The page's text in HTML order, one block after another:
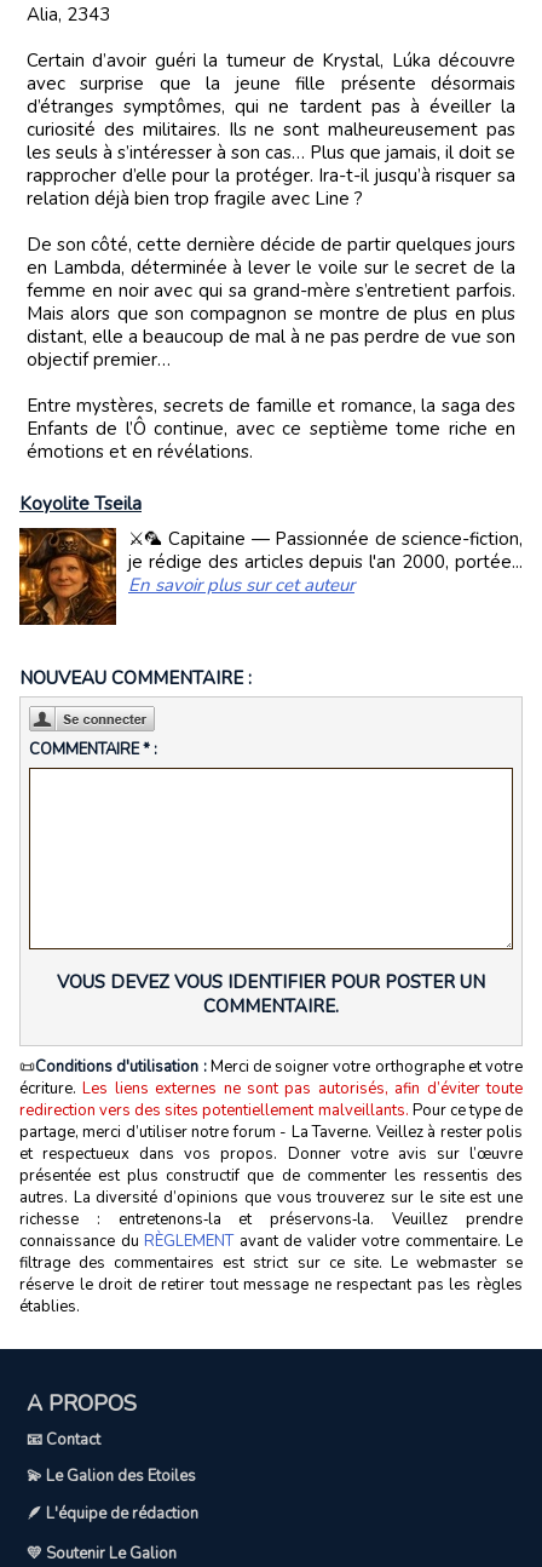
Alia, 2343
Certain d’avoir guéri la tumeur de Krystal, Lúka découvre
avec surprise que la jeune fille présente désormais
d’étranges symptômes, qui ne tardent pas à éveiller la
curiosité des militaires. Ils ne sont malheureusement pas
les seuls à s’intéresser à son cas… Plus que jamais, il doit se
rapprocher d’elle pour la protéger. Ira-t-il jusqu’à risquer sa
relation déjà bien trop fragile avec Line ?
De son côté, cette dernière décide de partir quelques jours
en Lambda, déterminée à lever le voile sur le secret de la
femme en noir avec qui sa grand-mère s’entretient parfois.
Mais alors que son compagnon se montre de plus en plus
distant, elle a beaucoup de mal à ne pas perdre de vue son
objectif premier…
Entre mystères, secrets de famille et romance, la saga des
Enfants de l’Ô continue, avec ce septième tome riche en
émotions et en révélations.
Koyolite Tseila
⚔️🦜 Capitaine — Passionnée de science-fiction,
je rédige des articles depuis l'an 2000, portée...
En savoir plus sur cet auteur
NOUVEAU COMMENTAIRE :
COMMENTAIRE * :
VOUS DEVEZ VOUS IDENTIFIER POUR POSTER UN
COMMENTAIRE.
📜Conditions d'utilisation :Merci de soigner votre orthographe et votre
écriture.Les liens externes ne sont pas autorisés, afin d’éviter toute
redirection vers des sites potentiellement malveillants. Pour ce type de
partage, merci d’utiliser notre forum - La Taverne. Veillez à rester polis
et respectueux dans vos propos. Donner votre avis sur l’œuvre
présentée est plus constructif que de commenter les ressentis des
autres. La diversité d’opinions que vous trouverez sur le site est une
richesse : entretenons‑la et préservons‑la. Veuillez prendre
connaissance du RÈGLEMENTavant de valider votre commentaire. Le
filtrage des commentaires est strict sur ce site. Le webmaster se
réserve le droit de retirer tout message ne respectant pas les règles
établies.
A PROPOS
📧 Contact
💫 Le Galion des Etoiles
🪶 L'équipe de rédaction
💛 Soutenir Le Galion